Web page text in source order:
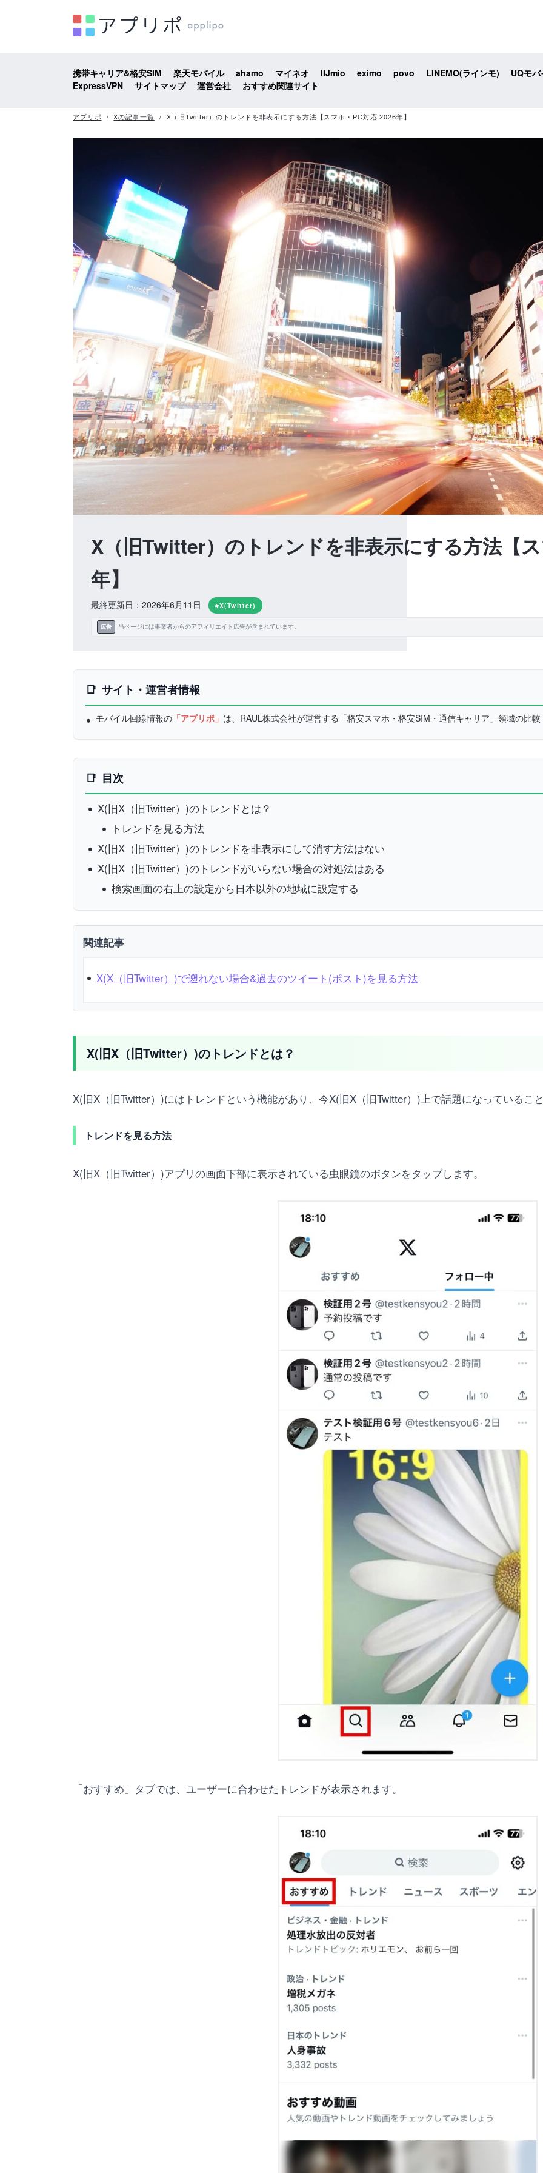
携帯キャリア&格安SIM 楽天モバイル ahamo マイネオ IIJmio eximo povo LINEMO(ラインモ) UQモ
ExpressVPN
サイトマップ 運営会社 おすすめ関連サイト
アプリポ Xの記事一覧 X（旧Twitter）のトレンドを非表示にする方法【スマホ・PC対応 2026年】
X（旧Twitter）のトレンドを非表示にする方法【
年】
最終更新日：2026年6月11日 #X(Twitter)
広告 当ページには事業者からのアフィリエイト広告が含まれています。
サイト・運営者情報
モバイル回線情報の 「アプリポ」 は、RAUL株式会社が運営する「格安スマホ・格安SIM・通信キャリア」領域の比較
目次
X(旧X（旧Twitter）)のトレンドとは？
トレンドを見る方法
X(旧X（旧Twitter）)のトレンドを非表示にして消す方法はない
X(旧X（旧Twitter）)のトレンドがいらない場合の対処法はある
検索画面の右上の設定から日本以外の地域に設定する
関連記事
X(X（旧Twitter）)で遡れない場合&過去のツイート(ポスト)を見る方法
X(旧X（旧Twitter）)のトレンドとは？
X(旧X（旧Twitter）)にはトレンドという機能があり、今X(旧X（旧Twitter）)上で話題になっているこ
トレンドを見る方法
X(旧X（旧Twitter）)アプリの画面下部に表示されている虫眼鏡のボタンをタップします。
「おすすめ」タブでは、ユーザーに合わせたトレンドが表示されます。